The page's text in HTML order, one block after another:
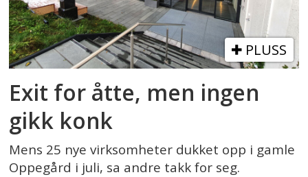
PLUSS
Exit for åtte, men ingen
gikk konk
Mens 25 nye virksomheter dukket opp i gamle
Oppegård i juli, sa andre takk for seg.